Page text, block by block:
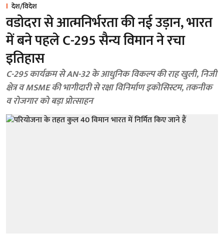
देश/विदेश
वडोदरा से आत्मनिर्भरता की नई उड़ान, भारत
में बने पहले C-295 सैन्य विमान ने रचा
इतिहास
C-295 कार्यक्रम से AN-32 के आधुनिक विकल्प की राह खुली, निजी
क्षेत्र व MSME की भागीदारी से रक्षा विनिर्माण इकोसिस्टम, तकनीक
व रोजगार को बड़ा प्रोत्साहन